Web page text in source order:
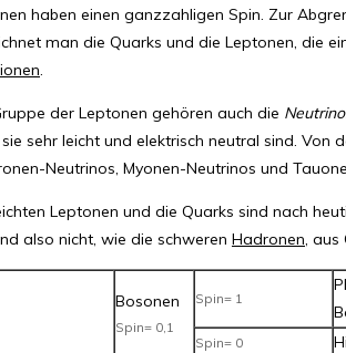
haben einen ganzzahligen Spin. Zur
man die Quarks und die Leptonen, die
.
der Leptonen gehören auch die
sehr leicht und elektrisch neutral sind. Von
Neutrinos, Myonen-Neutrinos und
Leptonen und die Quarks sind nach
also nicht, wie die schweren Hadronen, aus
Bosonen
Spin= 0,1
Spin= 1
Spin= 0